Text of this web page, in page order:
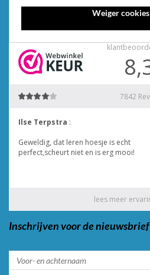
KvK nummer: 70589631
BTW nummer: NL 858385557B01
Inschrijven voor de nieuwsbrief
Weiger cookies